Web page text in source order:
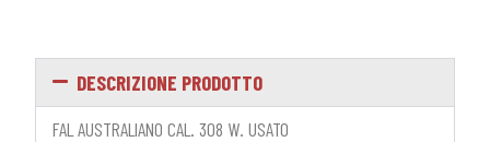
DESCRIZIONE PRODOTTO
FAL AUSTRALIANO CAL. 308 W. USATO